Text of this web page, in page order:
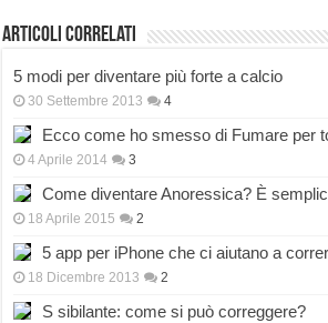
Articoli correlati
5 modi per diventare più forte a calcio
30 Settembre 2013 4
Ecco come ho smesso di Fumare per
4 Aprile 2014 3
Come diventare Anoressica? È
18 Aprile 2015 2
5 app per iPhone che ci aiutano a
18 Dicembre 2013 2
S sibilante: come si può correggere?